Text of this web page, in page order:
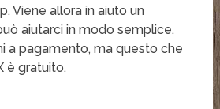
Viene allora in aiuto un
aiutarci in modo semplice.
a pagamento, ma questo che
è gratuito.